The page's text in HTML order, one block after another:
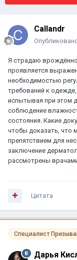
Callandr
Я страдаю
проявляется
необходимостью
требований к
испытывая при этом
соблюдение
состояния. Какие
чтобы доказать, что
препятствием для
заключение
рассмотрены
Цитата
Специалист
Дарья